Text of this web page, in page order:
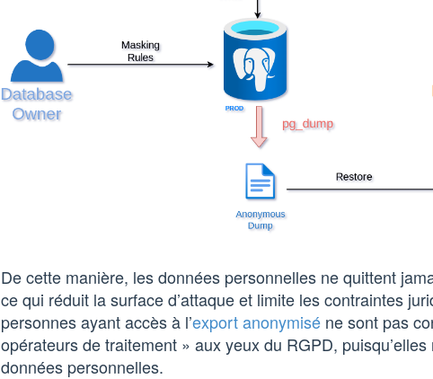
De cette manière, les données personnelles ne quittent
ce qui réduit la surface d’attaque et limite les contraintes
personnes ayant accès à l’export anonymiséne sont pas
opérateurs de traitement » aux yeux du RGPD, puisqu’elles
données personnelles.